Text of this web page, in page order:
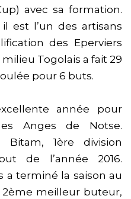
avec sa formation.
est l’un des artisans
des Eperviers
milieu Togolais a fait 29
pour 6 buts.
année pour
Anges de Notse.
Bitam, 1ère division
de l’année 2016.
a terminé la saison au
meilleur buteur,